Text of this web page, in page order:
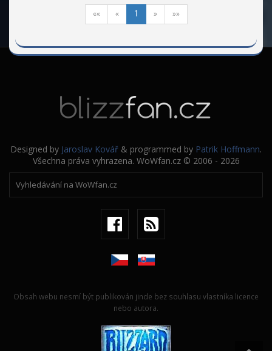
«« « 1 » »»
Designed by Jaroslav Kovář & programmed by Patrik Hoffmann.
Všechna práva vyhrazena. WoWfan.cz © 2006 - 2026
Obsah webu nesmí být publikován jinde bez souhlasu vlastníka licence
nebo autora.